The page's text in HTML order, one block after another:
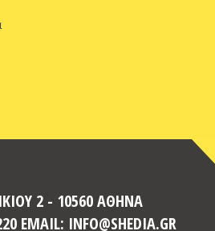
2 - 10560 ΑΘΗΝΑ
EMAIL: INFO@SHEDIA.GR